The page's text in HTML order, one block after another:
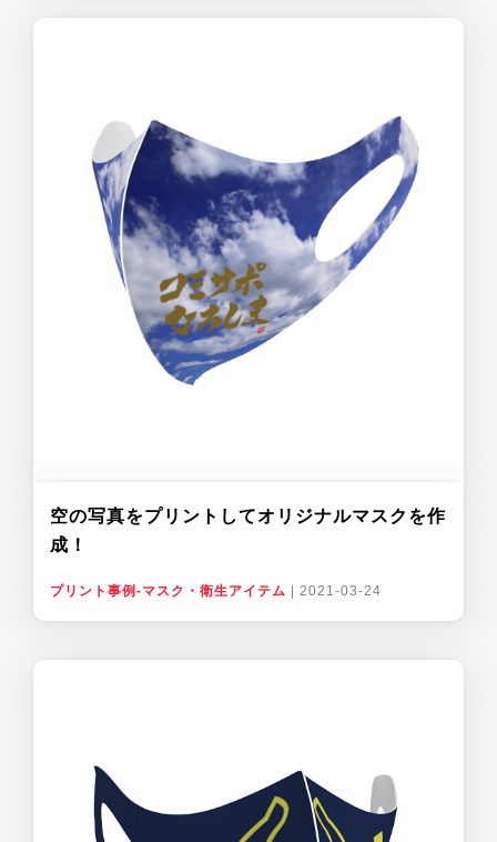
空の写真をプリントしてオリジナルマスクを作
成！
プリント事例-マスク・衛生アイテム 2021-03-24